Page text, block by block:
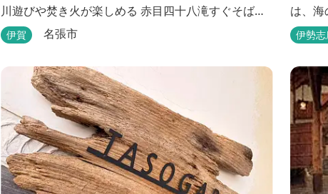
川遊びや焚き火が楽しめる 赤目四十八滝すぐそばの
キャンプ場です。 ★大阪から車で90分・名古屋から
では、BBQをしながら子どもが川遊びをしているの
が見れる！ ★Wi-Fiがつながります！ ★日帰りBBQ
や大人数での研修も...
伊賀 名張市
は、
誇りを
にゲス
棟貸し
外リ
伊勢志